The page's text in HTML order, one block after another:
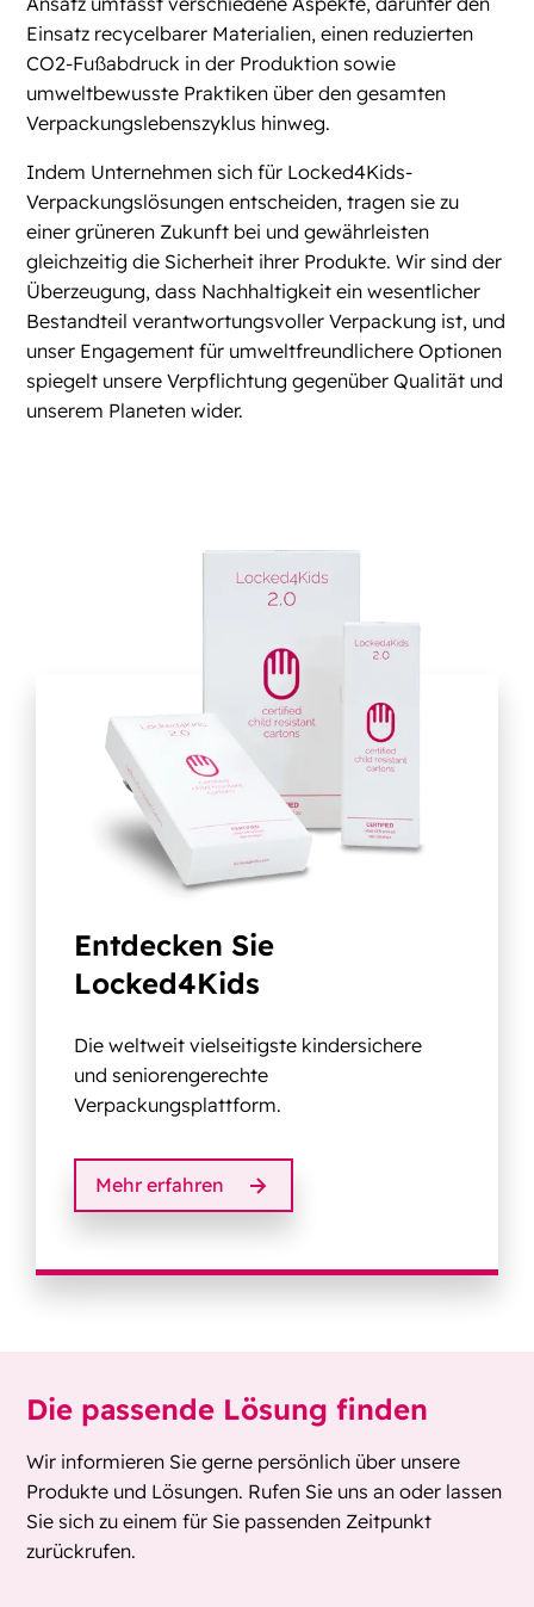
Einsatz recycelbarer Materialien, einen reduzierten
CO2-Fußabdruck in der Produktion sowie
umweltbewusste Praktiken über den gesamten
Verpackungslebenszyklus hinweg.
Indem Unternehmen sich für Locked4Kids-
Verpackungslösungen entscheiden, tragen sie zu
einer grüneren Zukunft bei und gewährleisten
gleichzeitig die Sicherheit ihrer Produkte. Wir sind der
Überzeugung, dass Nachhaltigkeit ein wesentlicher
Bestandteil verantwortungsvoller Verpackung ist, und
unser Engagement für umweltfreundlichere Optionen
spiegelt unsere Verpflichtung gegenüber Qualität und
unserem Planeten wider.
Entdecken Sie
Locked4Kids
Die weltweit vielseitigste kindersichere
und seniorengerechte
Verpackungsplattform.
Mehr erfahren
Die passende Lösung finden
Wir informieren Sie gerne persönlich über unsere
Produkte und Lösungen. Rufen Sie uns an oder lassen
Sie sich zu einem für Sie passenden Zeitpunkt
zurückrufen.